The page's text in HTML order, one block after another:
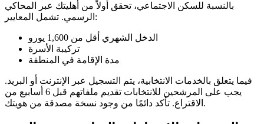
بالنسبة للسكن الاجتماعي، تحقق أولاً من أهليتك عبر المحاكي
الرسمي. تشمل المعايير:
الدخل الشهري أقل من 1,600 يورو
تركيبة الأسرة
مدة الإقامة في المنطقة
فيما يتعلق بالخدمات الانتخابية، يتم التسجيل عبر الإنترنت أو البريد.
يجب على المرشحين للانتخابات تقديم ملفاتهم قبل 6 أسابيع من
الاقتراع. تأكد دائمًا من وجود نسخة مصدقة من هويتك.